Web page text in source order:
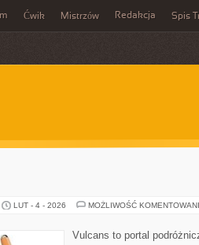
Ćwik Mistrzów Redakcja Spis
LUT - 4 - 2026 MOŻLIWOŚĆ
Vulcans to portal